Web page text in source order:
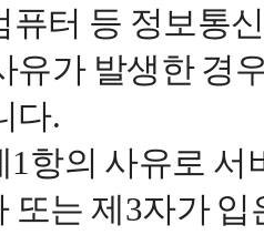
터 등 정보통
유가 발생한 경
다.
항의 사유로 서
또는 제3자가